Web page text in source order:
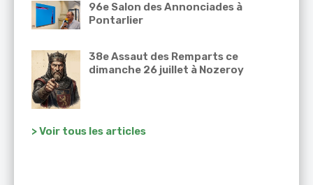
96e Salon des Annonciades à
Pontarlier
38e Assaut des Remparts ce
dimanche 26 juillet à Nozeroy
> Voir tous les articles